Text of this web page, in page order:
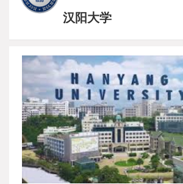
汉阳大学